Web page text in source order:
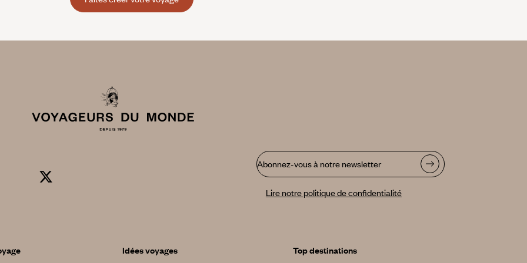
Abonnez-vous à notre newsletter
Lire notre politique de confidentialité
Idées voyages Top destinations